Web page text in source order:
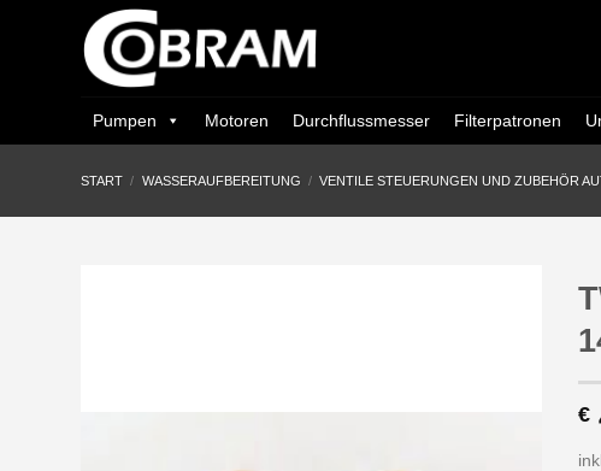
Pumpen Motoren Durchflussmesser Filterpatronen
START / WASSERAUFBEREITUNG / VENTILE STEUERUNGEN UND ZUBEHÖR
€